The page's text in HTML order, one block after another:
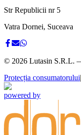
Str Republicii nr 5
Vatra Dornei, Suceava
© 2026 Lutasin S.R.L.
Protecția consumatorului|
powered by